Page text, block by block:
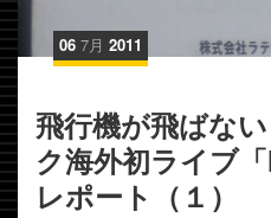
06 7月 2011
飛行機が飛ばな
ク海外初ライブ
レポート（１）